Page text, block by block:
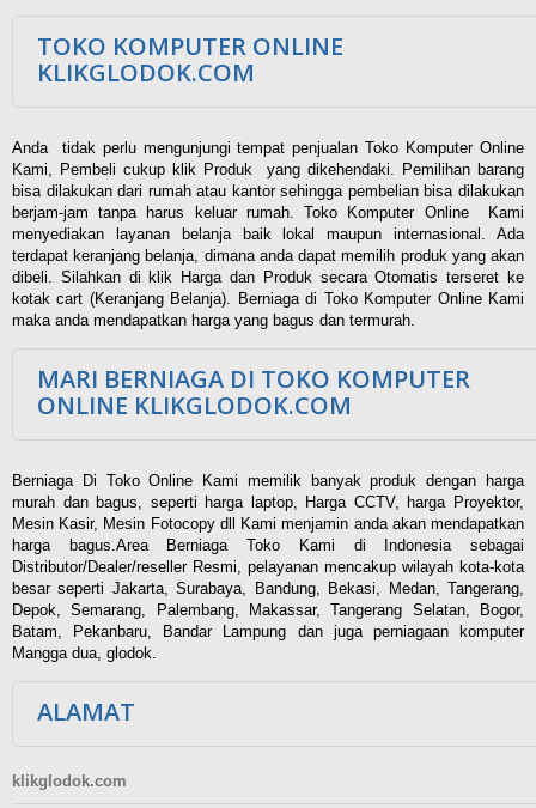
TOKO KOMPUTER ONLINE
KLIKGLODOK.COM
Anda tidak perlu mengunjungi tempat penjualan Toko Komputer Online
Kami, Pembeli cukup klik Produk yang dikehendaki. Pemilihan barang
bisa dilakukan dari rumah atau kantor sehingga pembelian bisa dilakukan
berjam-jam tanpa harus keluar rumah. Toko Komputer Online Kami
menyediakan layanan belanja baik lokal maupun internasional. Ada
terdapat keranjang belanja, dimana anda dapat memilih produk yang akan
dibeli. Silahkan di klik Harga dan Produk secara Otomatis terseret ke
kotak cart (Keranjang Belanja). Berniaga di Toko Komputer Online Kami
maka anda mendapatkan harga yang bagus dan termurah.
MARI BERNIAGA DI TOKO KOMPUTER
ONLINE KLIKGLODOK.COM
Berniaga Di Toko Online Kami memilik banyak produk dengan harga
murah dan bagus, seperti harga laptop, Harga CCTV, harga Proyektor,
Mesin Kasir, Mesin Fotocopy dll Kami menjamin anda akan mendapatkan
harga bagus.Area Berniaga Toko Kami di Indonesia sebagai
Distributor/Dealer/reseller Resmi, pelayanan mencakup wilayah kota-kota
besar seperti Jakarta, Surabaya, Bandung, Bekasi, Medan, Tangerang,
Depok, Semarang, Palembang, Makassar, Tangerang Selatan, Bogor,
Batam, Pekanbaru, Bandar Lampung dan juga perniagaan komputer
Mangga dua, glodok.
ALAMAT
klikglodok.com